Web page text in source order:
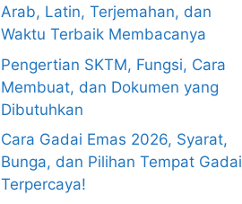
Arab, Latin, Terjemahan, dan
Waktu Terbaik Membacanya
Pengertian SKTM, Fungsi, Cara
Membuat, dan Dokumen yang
Dibutuhkan
Cara Gadai Emas 2026, Syarat,
Bunga, dan Pilihan Tempat Gadai
Terpercaya!